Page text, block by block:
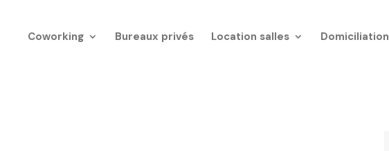
Coworking Bureaux privés Location salles Domiciliation